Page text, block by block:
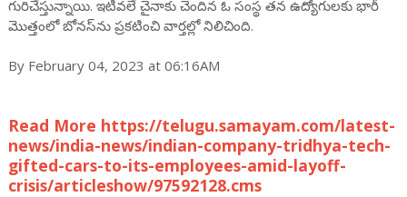
గురిచేస్తున్నాయి. ఇటీవలే చైనాకు చెందిన ఓ సంస్థ తన ఉద్యోగులకు భారీ
మొత్తంలో బోనస్‌ను ప్రకటించి వార్తల్లో నిలిచింది.
By February 04, 2023 at 06:16AM
Read More https://telugu.samayam.com/latest-
news/india-news/indian-company-tridhya-tech-
gifted-cars-to-its-employees-amid-layoff-
crisis/articleshow/97592128.cms